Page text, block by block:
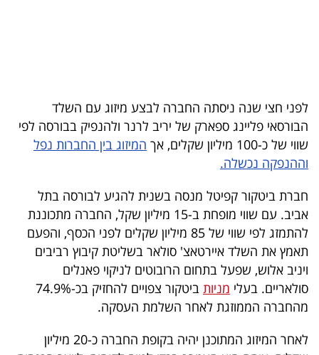
פודקאסט
40
UNDER
40
שיתופי
פעולה
דרושים
לפני חצי שנה ניסתה החברה לבצע מיזוג עם השלד
הבורסאי פליינג ספארק של יריב לרנר ולהנפיק בבורסה לפי
שווי של כ-100 מיליון שקלים, אך
המיזוג בין החברות נפל
וההנפקה נכשלה.
חברת ביטקור קפיטל מנסה בשנית להגיע לבורסה בתל
אביב. עם שווי מופחת ב-15 מיליון שקל, החברה מתכוננת
להתמזג לפי שווי של 85 מיליון שקלים לפני הכסף, והפעם
תאמץ את השלד איירטאצ' סולאר בשליטת קיבוץ רביבים
ויניב אלוש, שפעל בתחום הרובוטים לניקוי פאנלים
סולאריים. בעלי מניות
ביטקור צפויים להחזיק בכ-74.9%
מהחברה הממוזגת לאחר השלמת העסקה.
לאחר המיזוג המתוכנן יהיה בקופת החברה כ-20 מיליון